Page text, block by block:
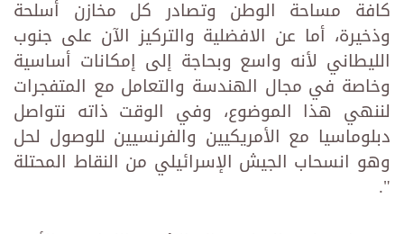
كافة مساحة الوطن وتصادر كل مخازن أسلحة
وذخيرة، أما عن الافضلية والتركيز الآن على جنوب
الليطاني لأنه واسع وبحاجة إلى إمكانات أساسية
وخاصة في مجال الهندسة والتعامل مع المتفجرات
لننهي هذا الموضوع، وفي الوقت ذاته نتواصل
دبلوماسيا مع الأمريكيين والفرنسيين للوصول لحل
وهو انسحاب الجيش الإسرائيلي من النقاط المحتلة
".